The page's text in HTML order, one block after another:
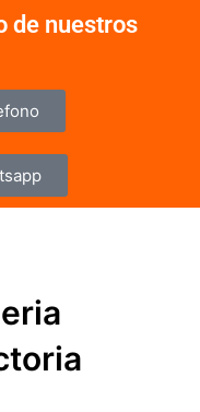
de nuestros